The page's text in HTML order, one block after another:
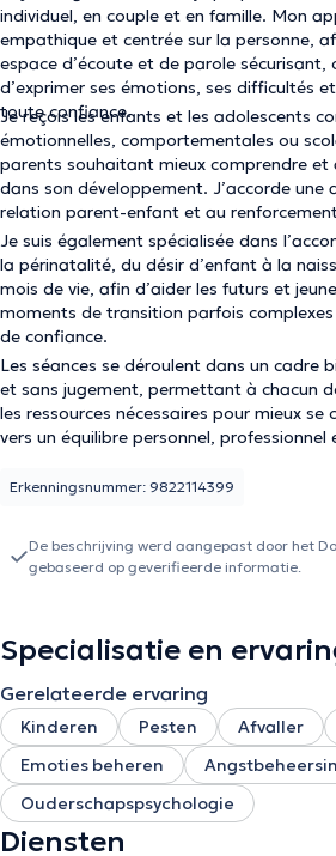
individuel, en couple et en famille. Mon
empathique et centrée sur la personne,
espace d’écoute et de parole sécurisant,
d’exprimer ses émotions, ses difficultés
toute confiance.
Je reçois les enfants et les adolescents
émotionnelles, comportementales ou
parents souhaitant mieux comprendre
dans son développement. J’accorde
relation parent-enfant et au
Je suis également spécialisée dans
la périnatalité, du désir d’enfant à la
mois de vie, afin d’aider les futurs et
moments de transition parfois
de confiance.
Les séances se déroulent dans un cadre
et sans jugement, permettant à chacun
les ressources nécessaires pour mieux
vers un équilibre personnel, professionnel
Erkenningsnummer: 9822114399
De beschrijving werd aangepast door het
gebaseerd op geverifieerde informatie.
Specialisatie en
Gerelateerde ervaring
Kinderen Pesten Afvaller
Emoties beheren
Ouderschapspsychologie
Diensten